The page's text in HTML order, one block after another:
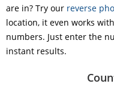
are in? Try our reverse
location, it even works
numbers. Just enter the
instant results.